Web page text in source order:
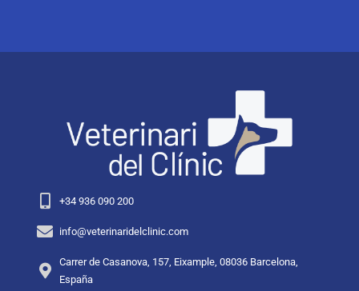
+34 936 090 200
info@veterinaridelclinic.com
Carrer de Casanova, 157, Eixample, 08036 Barcelona,
España